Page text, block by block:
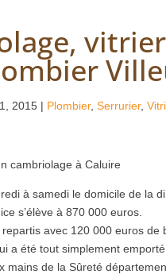
2015 | Plombier, Serrurier,
cambriolage à Caluire
à samedi le domicile de la
s’élève à 870 000 euros.
avec 120 000 euros de
a été tout simplement
mains de la Sûreté